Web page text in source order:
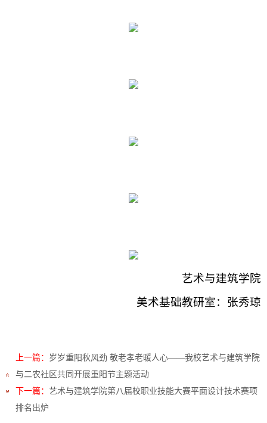
艺术与建筑学院
美术基础教研室： 张秀琼
上一篇： 岁岁重阳秋风劲 敬老孝老暖人心——我校艺术与建筑学院
与二农社区共同开展重阳节主题活动
下一篇： 艺术与建筑学院第八届校职业技能大赛平面设计技术赛项
排名出炉